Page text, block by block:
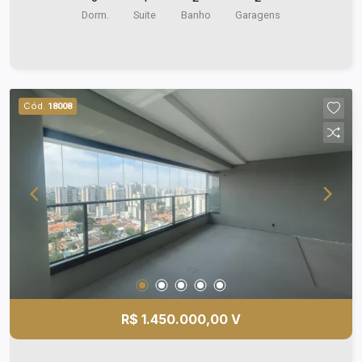
Cozinha 2 vagas de garagem no subsolo.
Espaço adulto Espaço infantil Condomínio clube
Pet care Beauty care Fitness Pet Place Home
Cinema o unico Residencial com 59 vagas pra
visitantes Vista Cinematográficas Projeto
Arquitetônico e Paisagismos elaborados pelos
melhores profissionais. Morar em uma das áreas
mais nobre da cidade esta é a proposta da
Helbor Incorporadora Localização privilegiada
próximo à Dutra anel viário shopping, Extra Super
Mercado, Poupa Tempo e Escolas Anglo, Etep,
Poliedro e etc Ligue e agende a sua visita!
Dorm. Suite Banho Garagens
Cód. 18008
R$ 1.450.000,00 V